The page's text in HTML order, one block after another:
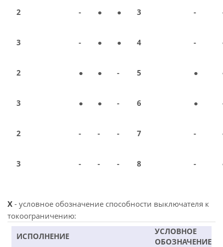
2 - ● ● 3 -
3 - ● ● 4 -
2 ● ● - 5 ●
3 ● ● - 6 ●
2 - - - 7 -
3 - - - 8 -
X - условное обозначение способности выключателя к
токоограничению:
ИСПОЛНЕНИЕ
УСЛОВНОЕ
ОБОЗНАЧЕНИЕ